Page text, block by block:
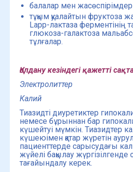
балалар мен
тұқым қуалайтын фруктоза
Lapp-лактаза
глюкоза-галактоза
тұлғалар.
Қолдану кезіндегі қажетті
Электролиттер
Калий
Тиазидті диуретиктер
немесе бұрыннан бар
күшейтуі мүмкін. Тиазидтер
күшеюімен қатар жүретін
пациенттерде сарысудағы
жүйелі бақылау жүргізілгенде
тағайындалу керек.